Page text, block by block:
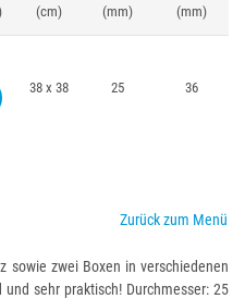
(cm)
(mm)
(mm)
38 x 38
25 36
Zurück zum Menü
sowie zwei Boxen in verschiedenen
sehr praktisch! Durchmesser: 25